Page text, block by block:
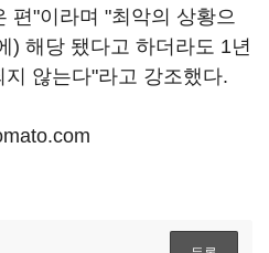
편"이라며 "최악의 상황으
) 해당 됐다고 하더라도 1년
않는다"라고 강조했다.